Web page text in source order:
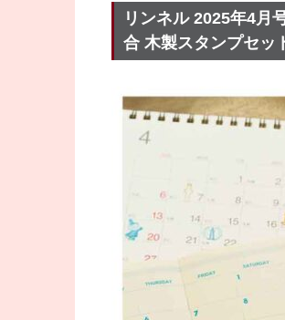
リンネル 2025年4月
合 木製スタンプセッ